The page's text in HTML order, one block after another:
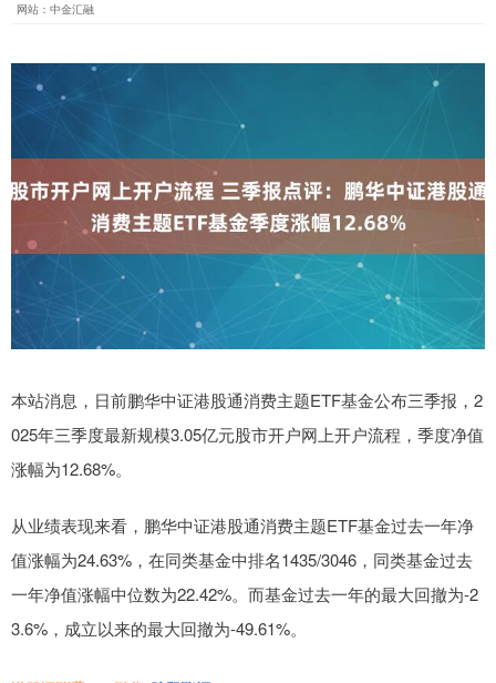
网站：中金汇融
本站消息，日前鹏华中证港股通消费主题ETF基金公布三季报，2
025年三季度最新规模3.05亿元股市开户网上开户流程，季度净值
涨幅为12.68%。
从业绩表现来看，鹏华中证港股通消费主题ETF基金过去一年净
值涨幅为24.63%，在同类基金中排名1435/3046，同类基金过去
一年净值涨幅中位数为22.42%。而基金过去一年的最大回撤为-2
3.6%，成立以来的最大回撤为-49.61%。